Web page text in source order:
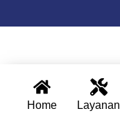
Home Layanan